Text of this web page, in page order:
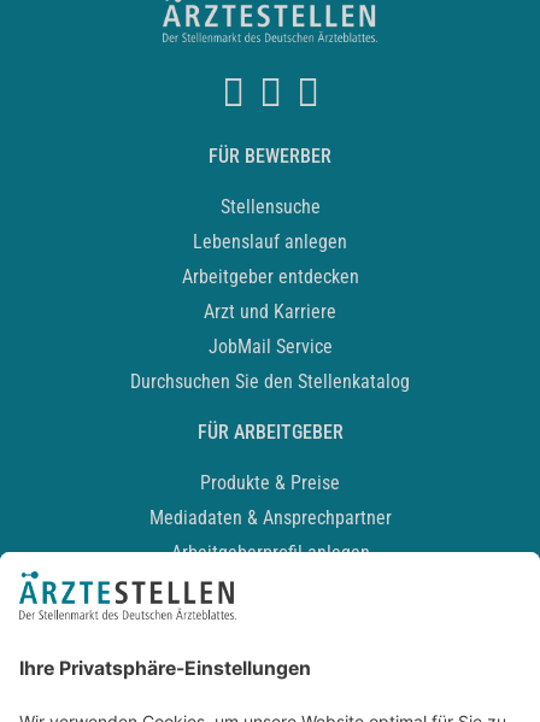
FÜR BEWERBER
Stellensuche
Lebenslauf anlegen
Arbeitgeber entdecken
Arzt und Karriere
JobMail Service
Durchsuchen Sie den Stellenkatalog
FÜR ARBEITGEBER
Produkte & Preise
Mediadaten & Ansprechpartner
Arbeitgeberprofil anlegen
Recruiting-Podcast